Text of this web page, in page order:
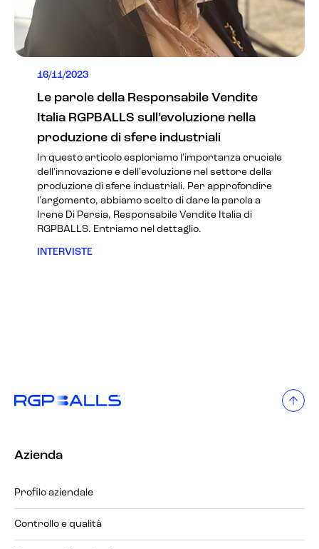
16/11/2023
Le parole della Responsabile Vendite
Italia RGPBALLS sull’evoluzione nella
produzione di sfere industriali
In questo articolo esploriamo l'importanza cruciale
dell'innovazione e dell'evoluzione nel settore della
produzione di sfere industriali. Per approfondire
l'argomento, abbiamo scelto di dare la parola a
Irene Di Persia, Responsabile Vendite Italia di
RGPBALLS. Entriamo nel dettaglio.
INTERVISTE
Azienda
Profilo aziendale
Controllo e qualità